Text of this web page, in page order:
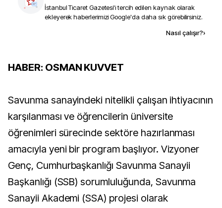
İstanbul Ticaret Gazetesi'i tercih edilen kaynak olarak
ekleyerek haberlerimizi Google'da daha sık görebilirsiniz.
Nasıl çalışır?›
HABER: OSMAN KUVVET
Savunma sanayindeki nitelikli çalışan ihtiyacının
karşılanması ve öğrencilerin üniversite
öğrenimleri sürecinde sektöre hazırlanması
amacıyla yeni bir program başlıyor. Vizyoner
Genç, Cumhurbaşkanlığı Savunma Sanayii
Başkanlığı (SSB) sorumluluğunda, Savunma
Sanayii Akademi (SSA) projesi olarak